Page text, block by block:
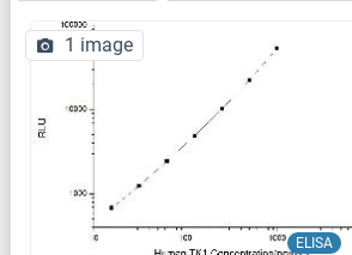
ELISA
1 image